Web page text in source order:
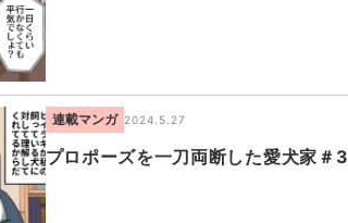
連載マンガ 2024.5.27
プロポーズを一刀両断した愛犬家＃3